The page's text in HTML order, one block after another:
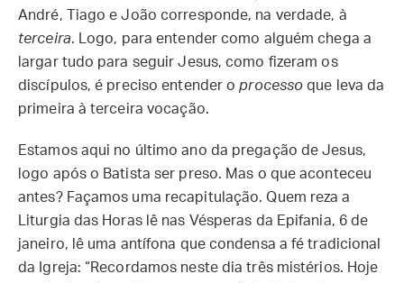
André, Tiago e João corresponde, na verdade, à
terceira. Logo, para entender como alguém chega a
largar tudo para seguir Jesus, como fizeram os
discípulos, é preciso entender oprocesso que leva da
primeira à terceira vocação.
Estamos aqui no último ano da pregação de Jesus,
logo após o Batista ser preso. Mas o que aconteceu
antes? Façamos uma recapitulação. Quem reza a
Liturgia das Horas lê nas Vésperas da Epifania, 6 de
janeiro, lê uma antífona que condensa a fé tradicional
da Igreja: “Recordamos neste dia três mistérios. Hoje